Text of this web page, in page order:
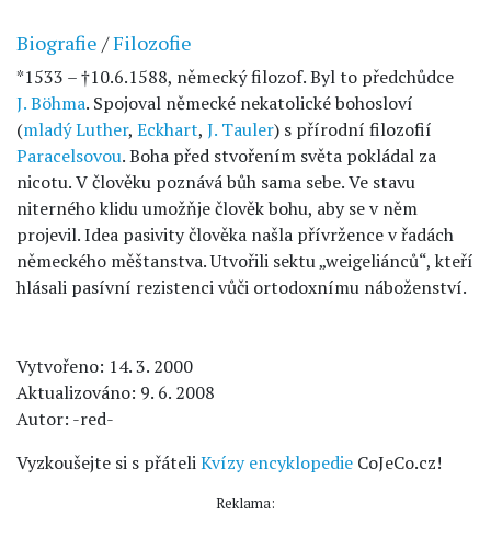
Biografie /Filozofie
*1533 – †10.6.1588, německý filozof. Byl to předchůdce
J. Böhma. Spojoval německé nekatolické bohosloví
(mladý Luther, Eckhart, J. Tauler) s přírodní filozofií
Paracelsovou. Boha před stvořením světa pokládal za
nicotu. V člověku poznává bůh sama sebe. Ve stavu
niterného klidu umožňje člověk bohu, aby se v něm
projevil. Idea pasivity člověka našla přívržence v řadách
německého měštanstva. Utvořili sektu „weigeliánců“, kteří
hlásali pasívní rezistenci vůči ortodoxnímu náboženství.
Vytvořeno: 14. 3. 2000
Aktualizováno: 9. 6. 2008
Autor: -red-
Vyzkoušejte si s přáteliKvízy encyklopedie CoJeCo.cz!
Reklama: